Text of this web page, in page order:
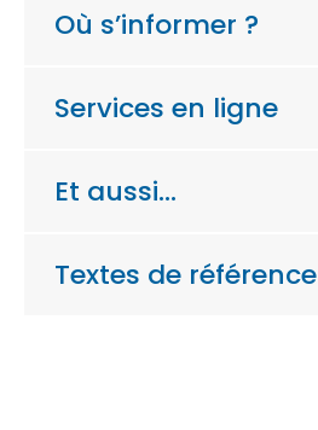
Où s’informer ?
Services en ligne
Et aussi…
Textes de référence